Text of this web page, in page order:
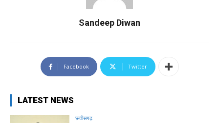
Sandeep Diwan
Facebook Twitter
LATEST NEWS
छत्तीसगढ़